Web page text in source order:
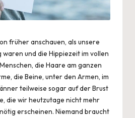
früher anschauen, als unsere
und die Hippiezeit im vollen
die Haare am ganzen
die Beine, unter den Armen, im
teilweise sogar auf der Brust
die wir heutzutage nicht mehr
erscheinen. Niemand braucht